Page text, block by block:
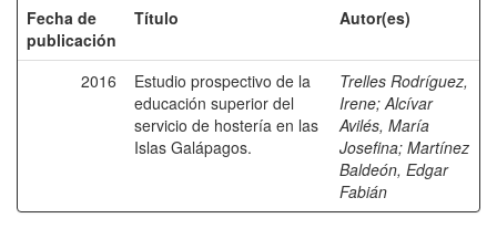
Fecha de
publicación
Título Autor(es)
2016
Estudio prospectivo de la
educación superior del
servicio de hostería en las
Islas Galápagos.
Trelles Rodríguez,
Irene;Alcívar
Avilés, María
Josefina; Martínez
Baldeón, Edgar
Fabián